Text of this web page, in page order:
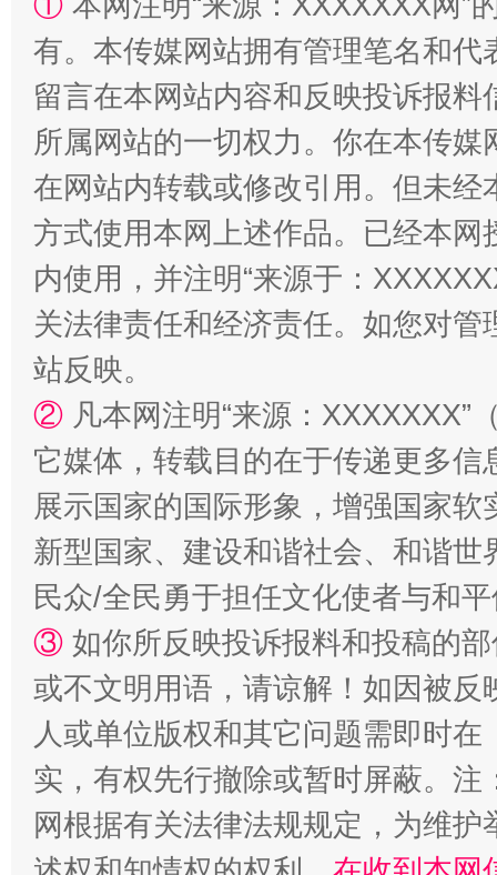
阿坝州三大球赛在茂县开幕 规模
国家大学科技园优化重塑工作
扯下公款旅游的“隐身衣” 如何以
有。本传媒网站拥有管理笔名和
留言在本网站内容和反映投诉报
所属网站的一切权力。你在本传
在网站内转载或修改引用。但未
方式使用本网上述作品。已经本
内使用，并注明“来源于：
关法律责任和经济责任。如您对
站反映。
② 凡本网注明“来源：
它媒体，转载目的在于传递更多
展示国家的国际形象，增强国家
新型国家、建设和谐社会、和谐
民众/全民勇于担任文化使者与和
③ 如你所反映投诉报料和投稿的
或不文明用语，请谅解！如因被
人或单位版权和其它问题需即时在
实，有权先行撤除或暂时屏蔽。
网根据有关法律法规规定，为维